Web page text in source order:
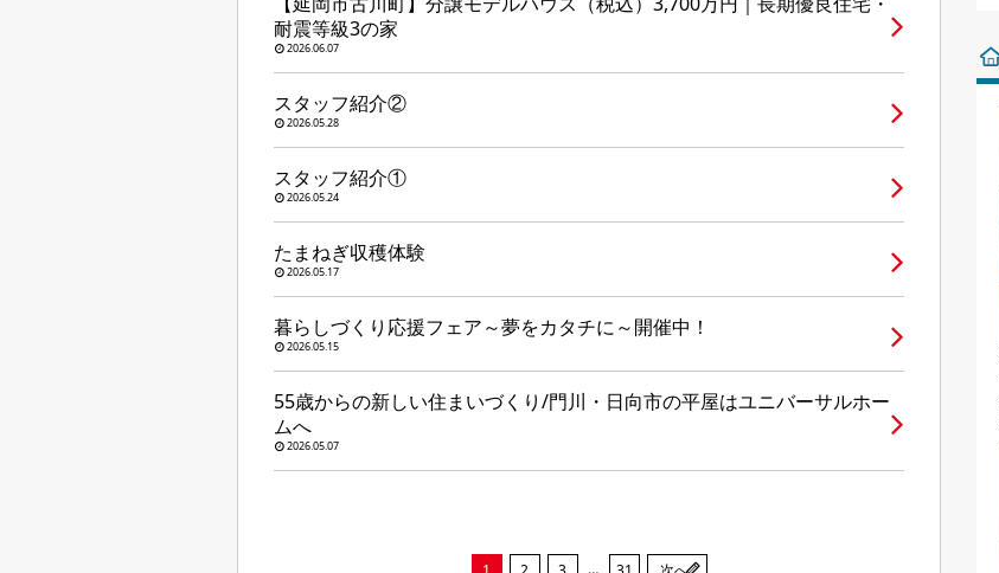
耐震等級3の家
2026.06.07
スタッフ紹介②
2026.05.28
スタッフ紹介①
2026.05.24
たまねぎ収穫体験
2026.05.17
暮らしづくり応援フェア～夢をカタチに～開催中！
2026.05.15
55歳からの新しい住まいづくり/門川・日向市の平屋はユニバーサルホー
ムへ
2026.05.07
…